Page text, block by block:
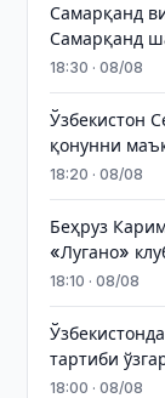
Самарқанд
Самарқанд
18:30 · 08/08
Ўзбекистон
қонунни
18:20 · 08/08
Беҳруз
«Лугано»
18:10 · 08/08
тартиби
18:00 · 08/08